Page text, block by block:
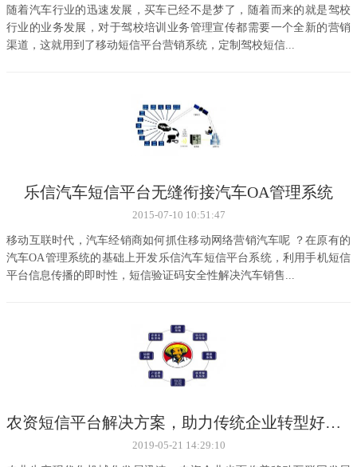
随着汽车行业的迅速发展，买车已经不是梦了，随着而来的就是驾校
行业的业务发展，对于驾校培训业务管理宣传都需要一个全新的营销
渠道，这就用到了移动短信平台营销系统，定制驾校短信...
乐信汽车短信平台无缝衔接汽车OA管理系统
2015-07-10 10:51:47
移动互联时代，汽车经销商如何抓住移动网络营销汽车呢 ？在原有的
汽车OA管理系统的基础上开发乐信汽车短信平台系统，利用手机短信
平台信息传播的即时性，短信验证码安全性解决汽车销售...
农资短信平台解决方案，助力传统企业转型好帮手
2019-05-21 14:29:10